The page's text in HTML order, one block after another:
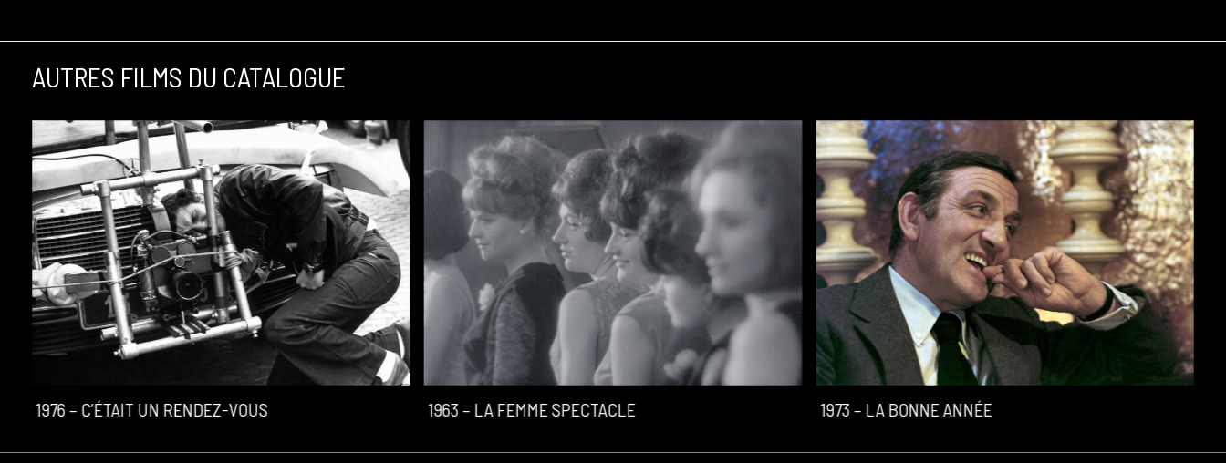
AUTRES FILMS DU CATALOGUE
1976 – C’ÉTAIT UN RENDEZ-VOUS 1963 – LA FEMME SPECTACLE 1973 – LA BONNE ANNÉE